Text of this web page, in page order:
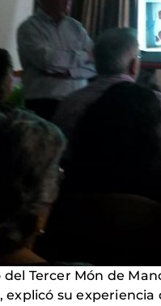
Tercer Món de
explicó su